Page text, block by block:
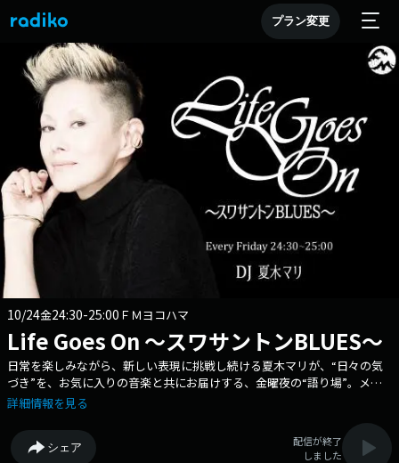
プラン変更
10/24金24:30-25:00 ＦＭヨコハマ
Life Goes On ～スワサントンBLUES～
日常を楽しみながら、新しい表現に挑戦し続ける夏木マリが、“日々の気
づき”を、お気に入りの音楽と共にお届けする、金曜夜の“語り場”。メー
ルアドレス：mari@fmyokohama.jp
詳細情報を見る
シェア
配信が終了
しました